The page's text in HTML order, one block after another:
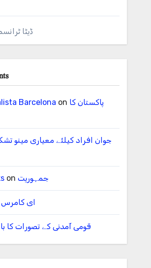
ڈیٹا
Barcelona on پاکستان کا
جوان افراد کیلئے معیاری مینو
on جمہوریت
ای کامرس
قومی آمدنی کے تصورات کا